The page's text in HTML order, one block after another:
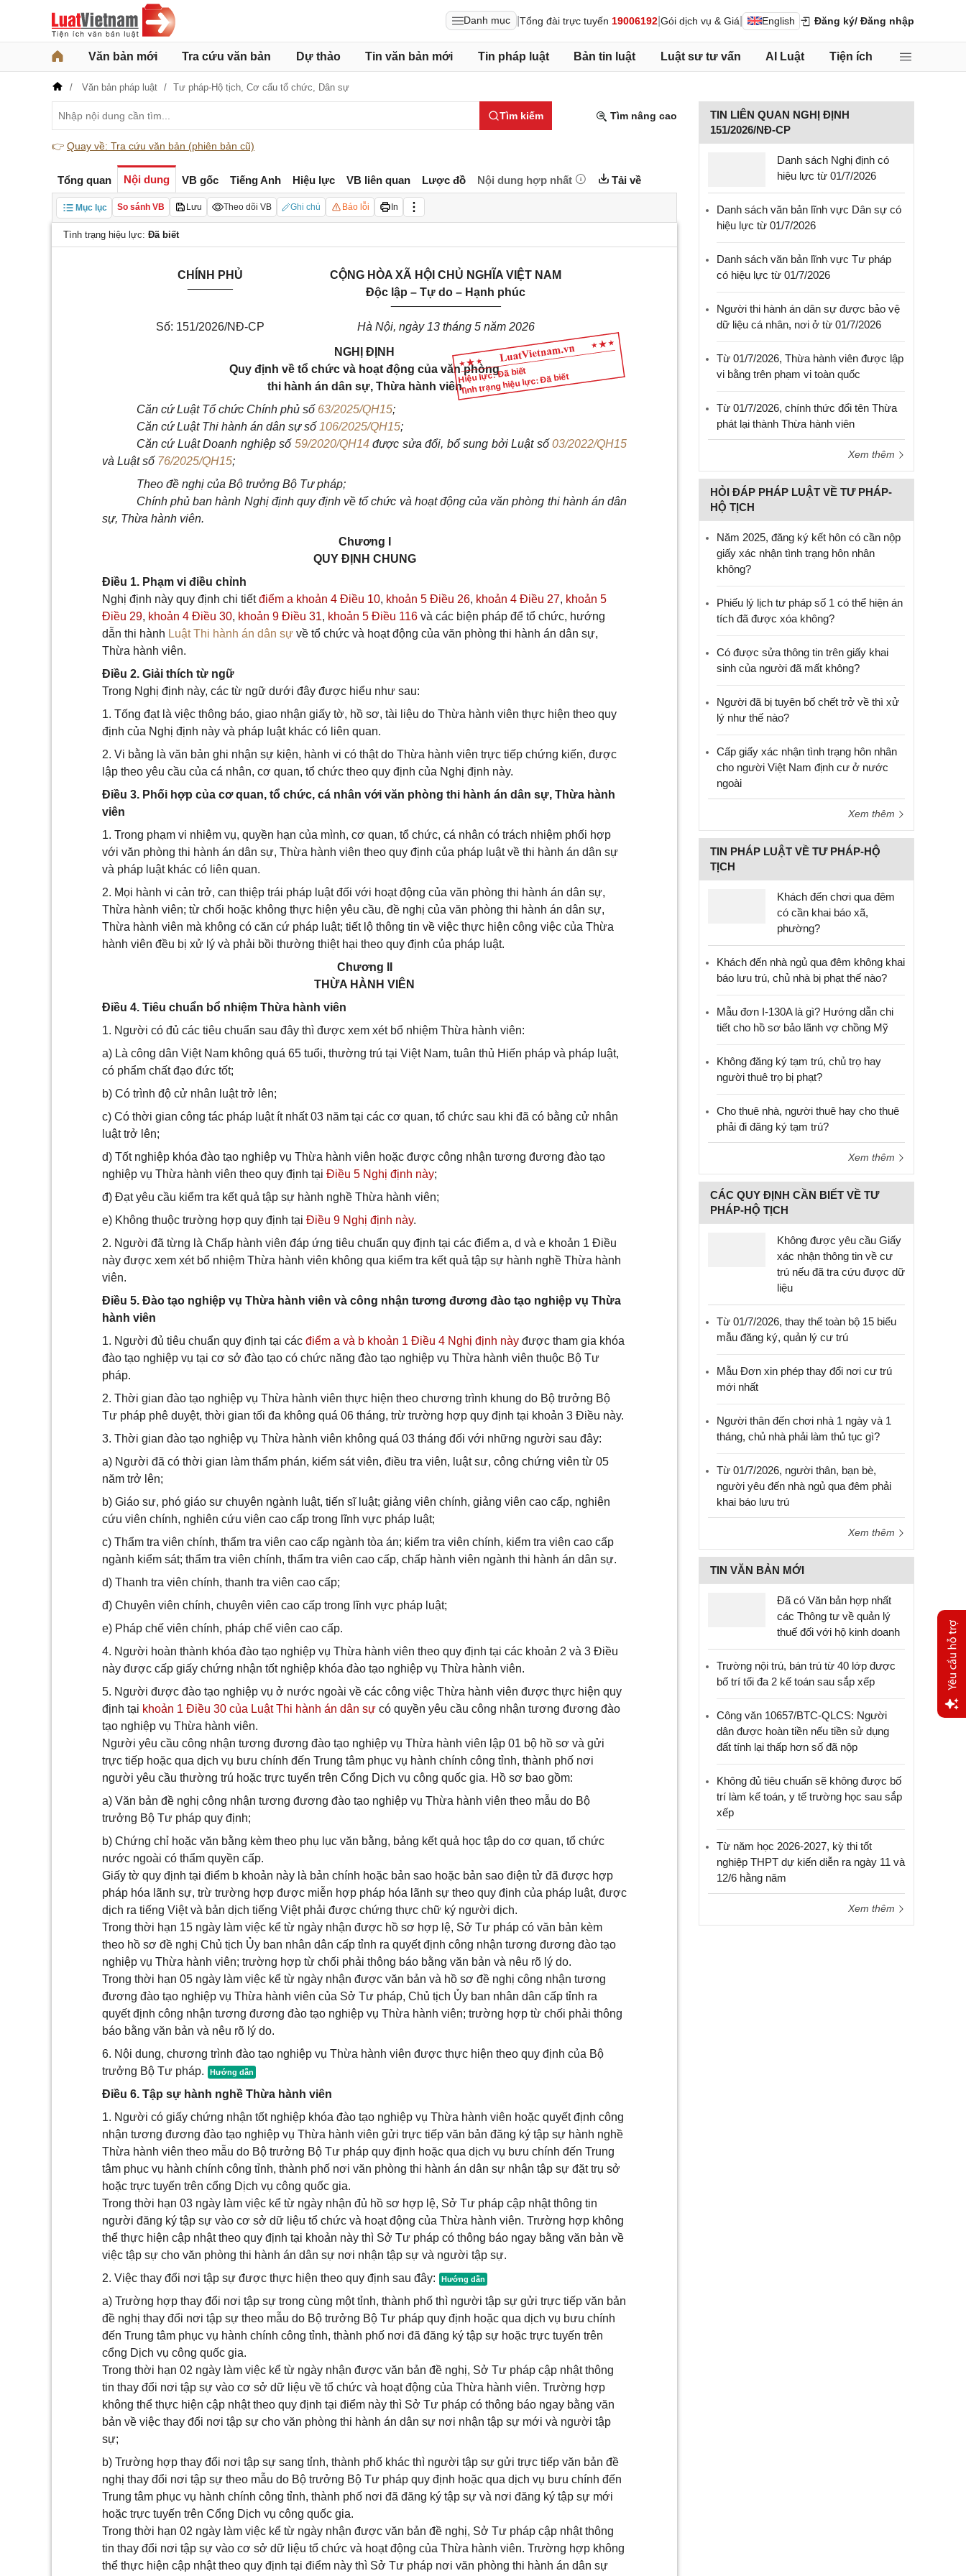
Danh mục Tổng đài trực tuyến 19006192 Gói dịch vụ & Giá English Đăng ký/ Đăng nhập
Văn bản mới Tra cứu văn bản Dự thảo Tin văn bản mới Tin pháp luật Bản tin luật Luật sư tư vấn AI Luật Tiện ích
Văn bản pháp luật Tư pháp-Hộ tịch, Cơ cấu tổ chức, Dân sự
Tìm kiếm Tìm nâng cao
👉 Quay về: Tra cứu văn bản (phiên bản cũ)
Tổng quan Nội dung VB gốc Tiếng Anh Hiệu lực VB liên quan Lược đồ Nội dung hợp nhất Tải về
Mục lục So sánh VB Lưu Theo dõi VB Ghi chú Báo lỗi In
Tình trạng hiệu lực: Đã biết
Hiệu lực: Đã biết
Tình trạng hiệu lực: Đã biết
CHÍNH PHỦ
Số: 151/2026/NĐ-CP
CỘNG HÒA XÃ HỘI CHỦ NGHĨA VIỆT NAM
Độc lập – Tự do – Hạnh phúc
_________________
Hà Nội, ngày 13 tháng 5 năm 2026
NGHỊ ĐỊNH
Quy định về tổ chức và hoạt động của văn phòng
thi hành án dân sự, Thừa hành viên
Căn cứ Luật Tổ chức Chính phủ số 63/2025/QH15;
Căn cứ Luật Thi hành án dân sự số 106/2025/QH15;
Căn cứ Luật Doanh nghiệp số 59/2020/QH14được sửa đổi, bổ sung bởi Luật số03/2022/QH15
và Luật số 76/2025/QH15;
Theo đề nghị của Bộ trưởng Bộ Tư pháp;
Chính phủ ban hành Nghị định quy định về tổ chức và hoạt động của văn phòng thi hành án dân
sự, Thừa hành viên.
Chương I
QUY ĐỊNH CHUNG
Điều 1. Phạm vi điều chỉnh
Nghị định này quy định chi tiếtđiểm a khoản 4 Điều 10, khoản 5 Điều 26, khoản 4 Điều 27, khoản 5
Điều 29, khoản 4 Điều 30, khoản 9 Điều 31, khoản 5 Điều 116 và các biện pháp để tổ chức, hướng
dẫn thi hành Luật Thi hành án dân sự về tổ chức và hoạt động của văn phòng thi hành án dân sự,
Thừa hành viên.
Điều 2. Giải thích từ ngữ
Trong Nghị định này, các từ ngữ dưới đây được hiểu như sau:
1. Tống đạt là việc thông báo, giao nhận giấy tờ, hồ sơ, tài liệu do Thừa hành viên thực hiện theo quy
định của Nghị định này và pháp luật khác có liên quan.
2. Vi bằng là văn bản ghi nhận sự kiện, hành vi có thật do Thừa hành viên trực tiếp chứng kiến, được
lập theo yêu cầu của cá nhân, cơ quan, tổ chức theo quy định của Nghị định này.
Điều 3. Phối hợp của cơ quan, tổ chức, cá nhân với văn phòng thi hành án dân sự, Thừa hành
viên
1. Trong phạm vi nhiệm vụ, quyền hạn của mình, cơ quan, tổ chức, cá nhân có trách nhiệm phối hợp
với văn phòng thi hành án dân sự, Thừa hành viên theo quy định của pháp luật về thi hành án dân sự
và pháp luật khác có liên quan.
2. Mọi hành vi cản trở, can thiệp trái pháp luật đối với hoạt động của văn phòng thi hành án dân sự,
Thừa hành viên; từ chối hoặc không thực hiện yêu cầu, đề nghị của văn phòng thi hành án dân sự,
Thừa hành viên mà không có căn cứ pháp luật; tiết lộ thông tin về việc thực hiện công việc của Thừa
hành viên đều bị xử lý và phải bồi thường thiệt hại theo quy định của pháp luật.
Chương II
THỪA HÀNH VIÊN
Điều 4. Tiêu chuẩn bổ nhiệm Thừa hành viên
1. Người có đủ các tiêu chuẩn sau đây thì được xem xét bổ nhiệm Thừa hành viên:
a) Là công dân Việt Nam không quá 65 tuổi, thường trú tại Việt Nam, tuân thủ Hiến pháp và pháp luật,
có phẩm chất đạo đức tốt;
b) Có trình độ cử nhân luật trở lên;
c) Có thời gian công tác pháp luật ít nhất 03 năm tại các cơ quan, tổ chức sau khi đã có bằng cử nhân
luật trở lên;
d) Tốt nghiệp khóa đào tạo nghiệp vụ Thừa hành viên hoặc được công nhận tương đương đào tạo
nghiệp vụ Thừa hành viên theo quy định tại Điều 5 Nghị định này;
đ) Đạt yêu cầu kiểm tra kết quả tập sự hành nghề Thừa hành viên;
e) Không thuộc trường hợp quy định tại Điều 9 Nghị định này.
2. Người đã từng là Chấp hành viên đáp ứng tiêu chuẩn quy định tại các điểm a, d và e khoản 1 Điều
này được xem xét bổ nhiệm Thừa hành viên không qua kiểm tra kết quả tập sự hành nghề Thừa hành
viên.
Điều 5. Đào tạo nghiệp vụ Thừa hành viên và công nhận tương đương đào tạo nghiệp vụ Thừa
hành viên
1. Người đủ tiêu chuẩn quy định tại các điểm a và b khoản 1 Điều 4 Nghị định này được tham gia khóa
đào tạo nghiệp vụ tại cơ sở đào tạo có chức năng đào tạo nghiệp vụ Thừa hành viên thuộc Bộ Tư
pháp.
2. Thời gian đào tạo nghiệp vụ Thừa hành viên thực hiện theo chương trình khung do Bộ trưởng Bộ
Tư pháp phê duyệt, thời gian tối đa không quá 06 tháng, trừ trường hợp quy định tại khoản 3 Điều này.
3. Thời gian đào tạo nghiệp vụ Thừa hành viên không quá 03 tháng đối với những người sau đây:
a) Người đã có thời gian làm thẩm phán, kiểm sát viên, điều tra viên, luật sư, công chứng viên từ 05
năm trở lên;
b) Giáo sư, phó giáo sư chuyên ngành luật, tiến sĩ luật; giảng viên chính, giảng viên cao cấp, nghiên
cứu viên chính, nghiên cứu viên cao cấp trong lĩnh vực pháp luật;
c) Thẩm tra viên chính, thẩm tra viên cao cấp ngành tòa án; kiểm tra viên chính, kiểm tra viên cao cấp
ngành kiểm sát; thẩm tra viên chính, thẩm tra viên cao cấp, chấp hành viên ngành thi hành án dân sự.
d) Thanh tra viên chính, thanh tra viên cao cấp;
đ) Chuyên viên chính, chuyên viên cao cấp trong lĩnh vực pháp luật;
e) Pháp chế viên chính, pháp chế viên cao cấp.
4. Người hoàn thành khóa đào tạo nghiệp vụ Thừa hành viên theo quy định tại các khoản 2 và 3 Điều
này được cấp giấy chứng nhận tốt nghiệp khóa đào tạo nghiệp vụ Thừa hành viên.
5. Người được đào tạo nghiệp vụ ở nước ngoài về các công việc Thừa hành viên được thực hiện quy
định tại khoản 1 Điều 30 của Luật Thi hành án dân sự có quyền yêu cầu công nhận tương đương đào
tạo nghiệp vụ Thừa hành viên.
Người yêu cầu công nhận tương đương đào tạo nghiệp vụ Thừa hành viên lập 01 bộ hồ sơ và gửi
trực tiếp hoặc qua dịch vụ bưu chính đến Trung tâm phục vụ hành chính công tỉnh, thành phố nơi
người yêu cầu thường trú hoặc trực tuyến trên Cổng Dịch vụ công quốc gia. Hồ sơ bao gồm:
a) Văn bản đề nghị công nhận tương đương đào tạo nghiệp vụ Thừa hành viên theo mẫu do Bộ
trưởng Bộ Tư pháp quy định;
b) Chứng chỉ hoặc văn bằng kèm theo phụ lục văn bằng, bảng kết quả học tập do cơ quan, tổ chức
nước ngoài có thẩm quyền cấp.
Giấy tờ quy định tại điểm b khoản này là bản chính hoặc bản sao hoặc bản sao điện tử đã được hợp
pháp hóa lãnh sự, trừ trường hợp được miễn hợp pháp hóa lãnh sự theo quy định của pháp luật, được
dịch ra tiếng Việt và bản dịch tiếng Việt phải được chứng thực chữ ký người dịch.
Trong thời hạn 15 ngày làm việc kể từ ngày nhận được hồ sơ hợp lệ, Sở Tư pháp có văn bản kèm
theo hồ sơ đề nghị Chủ tịch Ủy ban nhân dân cấp tỉnh ra quyết định công nhận tương đương đào tạo
nghiệp vụ Thừa hành viên; trường hợp từ chối phải thông báo bằng văn bản và nêu rõ lý do.
Trong thời hạn 05 ngày làm việc kể từ ngày nhận được văn bản và hồ sơ đề nghị công nhận tương
đương đào tạo nghiệp vụ Thừa hành viên của Sở Tư pháp, Chủ tịch Ủy ban nhân dân cấp tỉnh ra
quyết định công nhận tương đương đào tạo nghiệp vụ Thừa hành viên; trường hợp từ chối phải thông
báo bằng văn bản và nêu rõ lý do.
6. Nội dung, chương trình đào tạo nghiệp vụ Thừa hành viên được thực hiện theo quy định của Bộ
trưởng Bộ Tư pháp.
Điều 6. Tập sự hành nghề Thừa hành viên
1. Người có giấy chứng nhận tốt nghiệp khóa đào tạo nghiệp vụ Thừa hành viên hoặc quyết định công
nhận tương đương đào tạo nghiệp vụ Thừa hành viên gửi trực tiếp văn bản đăng ký tập sự hành nghề
Thừa hành viên theo mẫu do Bộ trưởng Bộ Tư pháp quy định hoặc qua dịch vụ bưu chính đến Trung
tâm phục vụ hành chính công tỉnh, thành phố nơi văn phòng thi hành án dân sự nhận tập sự đặt trụ sở
hoặc trực tuyến trên cổng Dịch vụ công quốc gia.
Trong thời hạn 03 ngày làm việc kể từ ngày nhận đủ hồ sơ hợp lệ, Sở Tư pháp cập nhật thông tin
người đăng ký tập sự vào cơ sở dữ liệu tổ chức và hoạt động của Thừa hành viên. Trường hợp không
thể thực hiện cập nhật theo quy định tại khoản này thì Sở Tư pháp có thông báo ngay bằng văn bản về
việc tập sự cho văn phòng thi hành án dân sự nơi nhận tập sự và người tập sự.
2. Việc thay đổi nơi tập sự được thực hiện theo quy định sau đây:
a) Trường hợp thay đổi nơi tập sự trong cùng một tỉnh, thành phố thì người tập sự gửi trực tiếp văn bản
đề nghị thay đổi nơi tập sự theo mẫu do Bộ trưởng Bộ Tư pháp quy định hoặc qua dịch vụ bưu chính
đến Trung tâm phục vụ hành chính công tỉnh, thành phố nơi đã đăng ký tập sự hoặc trực tuyến trên
cổng Dịch vụ công quốc gia.
Trong thời hạn 02 ngày làm việc kể từ ngày nhận được văn bản đề nghị, Sở Tư pháp cập nhật thông
tin thay đổi nơi tập sự vào cơ sở dữ liệu về tổ chức và hoạt động của Thừa hành viên. Trường hợp
không thể thực hiện cập nhật theo quy định tại điểm này thì Sở Tư pháp có thông báo ngay bằng văn
bản về việc thay đổi nơi tập sự cho văn phòng thi hành án dân sự nơi nhận tập sự mới và người tập
sự;
b) Trường hợp thay đổi nơi tập sự sang tỉnh, thành phố khác thì người tập sự gửi trực tiếp văn bản đề
nghị thay đổi nơi tập sự theo mẫu do Bộ trưởng Bộ Tư pháp quy định hoặc qua dịch vụ bưu chính đến
Trung tâm phục vụ hành chính công tỉnh, thành phố nơi đã đăng ký tập sự và nơi đăng ký tập sự mới
hoặc trực tuyến trên Cổng Dịch vụ công quốc gia.
Trong thời hạn 02 ngày làm việc kể từ ngày nhận được văn bản đề nghị, Sở Tư pháp cập nhật thông
tin thay đổi nơi tập sự vào cơ sở dữ liệu tổ chức và hoạt động của Thừa hành viên. Trường hợp không
thể thực hiện cập nhật theo quy định tại điểm này thì Sở Tư pháp nơi văn phòng thi hành án dân sự
TIN LIÊN QUAN NGHỊ ĐỊNH
151/2026/NĐ-CP
Danh sách Nghị định có
hiệu lực từ 01/7/2026
Danh sách văn bản lĩnh vực Dân sự có
hiệu lực từ 01/7/2026
Danh sách văn bản lĩnh vực Tư pháp
có hiệu lực từ 01/7/2026
Người thi hành án dân sự được bảo vệ
dữ liệu cá nhân, nơi ở từ 01/7/2026
Từ 01/7/2026, Thừa hành viên được lập
vi bằng trên phạm vi toàn quốc
Từ 01/7/2026, chính thức đổi tên Thừa
phát lại thành Thừa hành viên
Xem thêm
HỎI ĐÁP PHÁP LUẬT VỀ TƯ PHÁP-
HỘ TỊCH
Năm 2025, đăng ký kết hôn có cần nộp
giấy xác nhận tình trạng hôn nhân
không?
Phiếu lý lịch tư pháp số 1 có thể hiện án
tích đã được xóa không?
Có được sửa thông tin trên giấy khai
sinh của người đã mất không?
Người đã bị tuyên bố chết trở về thì xử
lý như thế nào?
Cấp giấy xác nhận tình trạng hôn nhân
cho người Việt Nam định cư ở nước
ngoài
Xem thêm
TIN PHÁP LUẬT VỀ TƯ PHÁP-HỘ
TỊCH
Khách đến chơi qua đêm
có cần khai báo xã,
phường?
Khách đến nhà ngủ qua đêm không khai
báo lưu trú, chủ nhà bị phạt thế nào?
Mẫu đơn I-130A là gì? Hướng dẫn chi
tiết cho hồ sơ bảo lãnh vợ chồng Mỹ
Không đăng ký tạm trú, chủ trọ hay
người thuê trọ bị phạt?
Cho thuê nhà, người thuê hay cho thuê
phải đi đăng ký tạm trú?
Xem thêm
CÁC QUY ĐỊNH CẦN BIẾT VỀ TƯ
PHÁP-HỘ TỊCH
Không được yêu cầu Giấy
xác nhận thông tin về cư
trú nếu đã tra cứu được dữ
liệu
Từ 01/7/2026, thay thế toàn bộ 15 biểu
mẫu đăng ký, quản lý cư trú
Mẫu Đơn xin phép thay đổi nơi cư trú
mới nhất
Người thân đến chơi nhà 1 ngày và 1
tháng, chủ nhà phải làm thủ tục gì?
Từ 01/7/2026, người thân, bạn bè,
người yêu đến nhà ngủ qua đêm phải
khai báo lưu trú
Xem thêm
TIN VĂN BẢN MỚI
Đã có Văn bản hợp nhất
các Thông tư về quản lý
thuế đối với hộ kinh doanh
Trường nội trú, bán trú từ 40 lớp được
bố trí tối đa 2 kế toán sau sắp xếp
Công văn 10657/BTC-QLCS: Người
dân được hoàn tiền nếu tiền sử dụng
đất tính lại thấp hơn số đã nộp
Không đủ tiêu chuẩn sẽ không được bố
trí làm kế toán, y tế trường học sau sắp
xếp
Từ năm học 2026-2027, kỳ thi tốt
nghiệp THPT dự kiến diễn ra ngày 11 và
12/6 hằng năm
Xem thêm